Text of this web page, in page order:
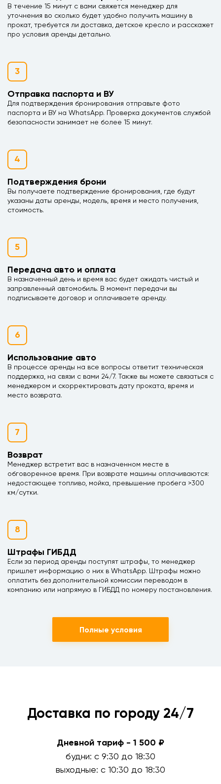
В течение 15 минут с вами свяжется менеджер для
уточнения во сколько будет удобно получить машину в
прокат, требуется ли доставка, детское кресло и расскажет
про условия аренды детально.
3
Отправка паспорта и ВУ
Для подтверждения бронирования отправьте фото
паспорта и ВУ на WhatsApp. Проверка документов службой
безопасности занимает не более 15 минут.
4
Подтверждения брони
Вы получаете подтверждение бронирования, где будут
указаны даты аренды, модель, время и место получения,
стоимость.
5
Передача авто и оплата
В назначенный день и время вас будет ожидать чистый и
заправленный автомобиль. В момент передачи вы
подписываете договор и оплачиваете аренду.
6
Использование авто
В процессе аренды на все вопросы ответит техническая
поддержка, на связи с вами 24/7. Также вы можете связаться с
менеджером и скорректировать дату проката, время и
место возврата.
7
Возврат
Менеджер встретит вас в назначенном месте в
обговоренное время. При возврате машины оплачиваются:
недостающее топливо, мойка, превышение пробега >300
км/сутки.
8
Штрафы ГИБДД
Если за период аренды поступят штрафы, то менеджер
пришлет информацию о них в WhatsApp. Штрафы можно
оплатить без дополнительной комиссии переводом в
компанию или напрямую в ГИБДД по номеру постановления.
Полные условия
Доставка по городу 24/7
Дневной тариф - 1 500 ₽
будни: с 9:30 до 18:30
выходные: с 10:30 до 18:30